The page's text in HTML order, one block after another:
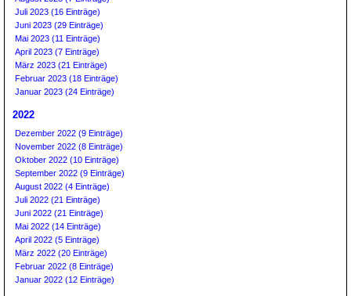
Juli 2023 (16 Einträge)
Juni 2023 (29 Einträge)
Mai 2023 (11 Einträge)
April 2023 (7 Einträge)
März 2023 (21 Einträge)
Februar 2023 (18 Einträge)
Januar 2023 (24 Einträge)
2022
Dezember 2022 (9 Einträge)
November 2022 (8 Einträge)
Oktober 2022 (10 Einträge)
September 2022 (9 Einträge)
August 2022 (4 Einträge)
Juli 2022 (21 Einträge)
Juni 2022 (21 Einträge)
Mai 2022 (14 Einträge)
April 2022 (5 Einträge)
März 2022 (20 Einträge)
Februar 2022 (8 Einträge)
Januar 2022 (12 Einträge)